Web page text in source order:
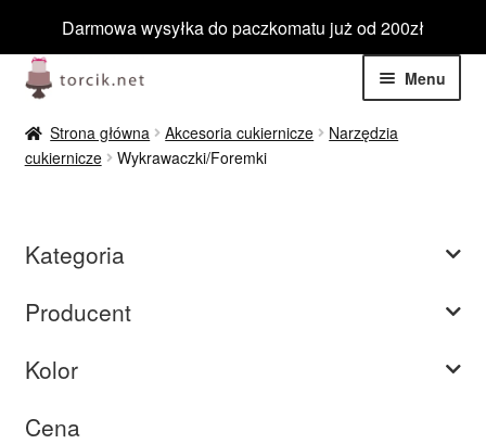
Darmowa wysyłka do paczkomatu już od 200zł
Przejdź
do
nawigacji
Przejdź
do
treści
Menu
Jadalne
Barwniki spożywcze
Tematyczne
Blog
Wyprzedaż
Strona główna Akcesoria cukiernicze
Narzędzia
cukiernicze
Wykrawaczki/Foremki
Kategoria
Producent
Kolor
Cena